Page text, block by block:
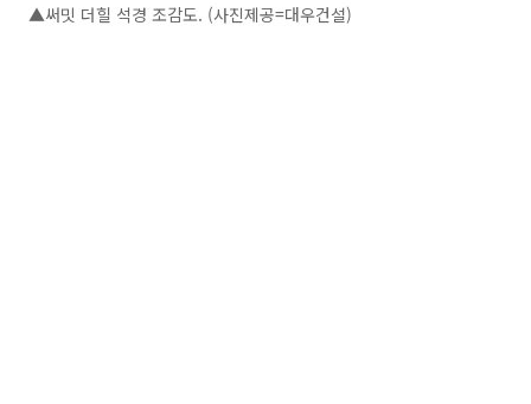
▲써밋 더힐 석경 조감도. (사진제공=대우건설)